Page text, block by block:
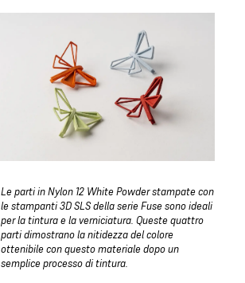
Le parti in Nylon 12 White Powder stampate con
le stampanti 3D SLS della serie Fuse sono ideali
per la tintura e la verniciatura. Queste quattro
parti dimostrano la nitidezza del colore
ottenibile con questo materiale dopo un
semplice processo di tintura.